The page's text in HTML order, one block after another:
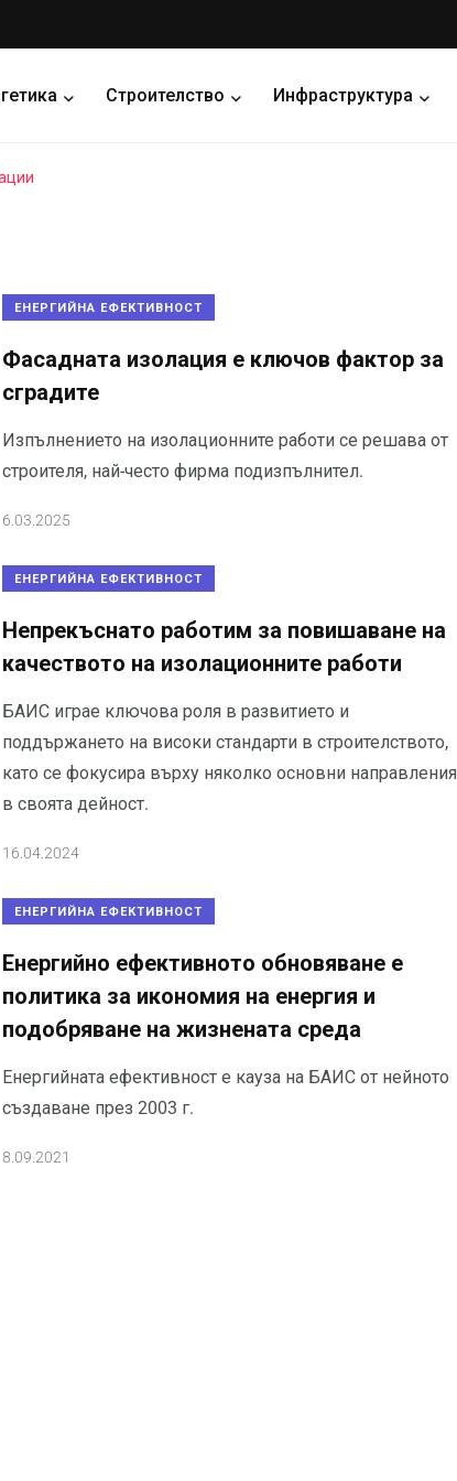
Строителство Инфраструктура
ЕНЕРГИЙНА ЕФЕКТИВНОСТ
Фасадната изолация е ключов фактор за
сградите
Изпълнението на изолационните работи се решава от
строителя, най-често фирма подизпълнител.
6.03.2025
ЕНЕРГИЙНА ЕФЕКТИВНОСТ
Непрекъснато работим за повишаване на
качеството на изолационните работи
БАИС играе ключова роля в развитието и
поддържането на високи стандарти в строителството,
като се фокусира върху няколко основни направления
в своята дейност.
16.04.2024
ЕНЕРГИЙНА ЕФЕКТИВНОСТ
Енергийно ефективното обновяване е
политика за икономия на енергия и
подобряване на жизнената среда
Енергийната ефективност е кауза на БАИС от нейното
създаване през 2003 г.
8.09.2021